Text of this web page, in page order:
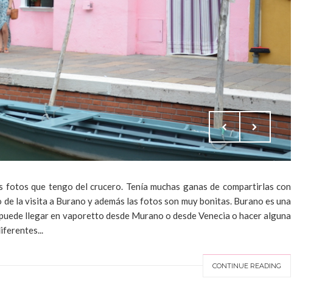
fotos que tengo del crucero. Tenía muchas ganas de compartirlas con
la visita a Burano y además las fotos son muy bonitas. Burano es una
llegar en vaporetto desde Murano o desde Venecia o hacer alguna
CONTINUE READING